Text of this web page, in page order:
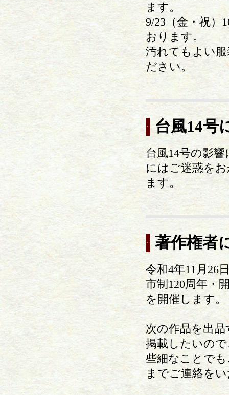
ます。
9/23（金・祝）
おります。
汚れてもよい
ださい。
台風14号
台風14号の影
にはご迷惑を
ます。
著作権者
令和4年11月26
市制120周年・
を開催します。
次の作品を出
掲載したいの
些細なことでも
までご連絡を